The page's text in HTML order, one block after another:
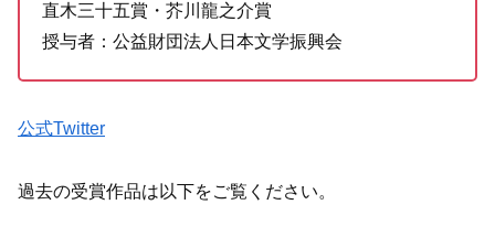
直木三十五賞・芥川龍之介賞
授与者：公益財団法人日本文学振興会
公式Twitter
過去の受賞作品は以下をご覧ください。